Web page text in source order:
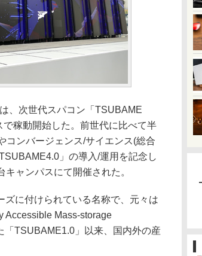
、次世代スパコン「TSUBAME
稼動開始した。前世代に比べて半
コンバージェンス/サイエンス(総合
」の導入/運用を記念し
ャンパスにて開催された。
に付けられている名称で、元々は
Accessible Mass-storage
TSUBAME1.0」以来、国内外の産